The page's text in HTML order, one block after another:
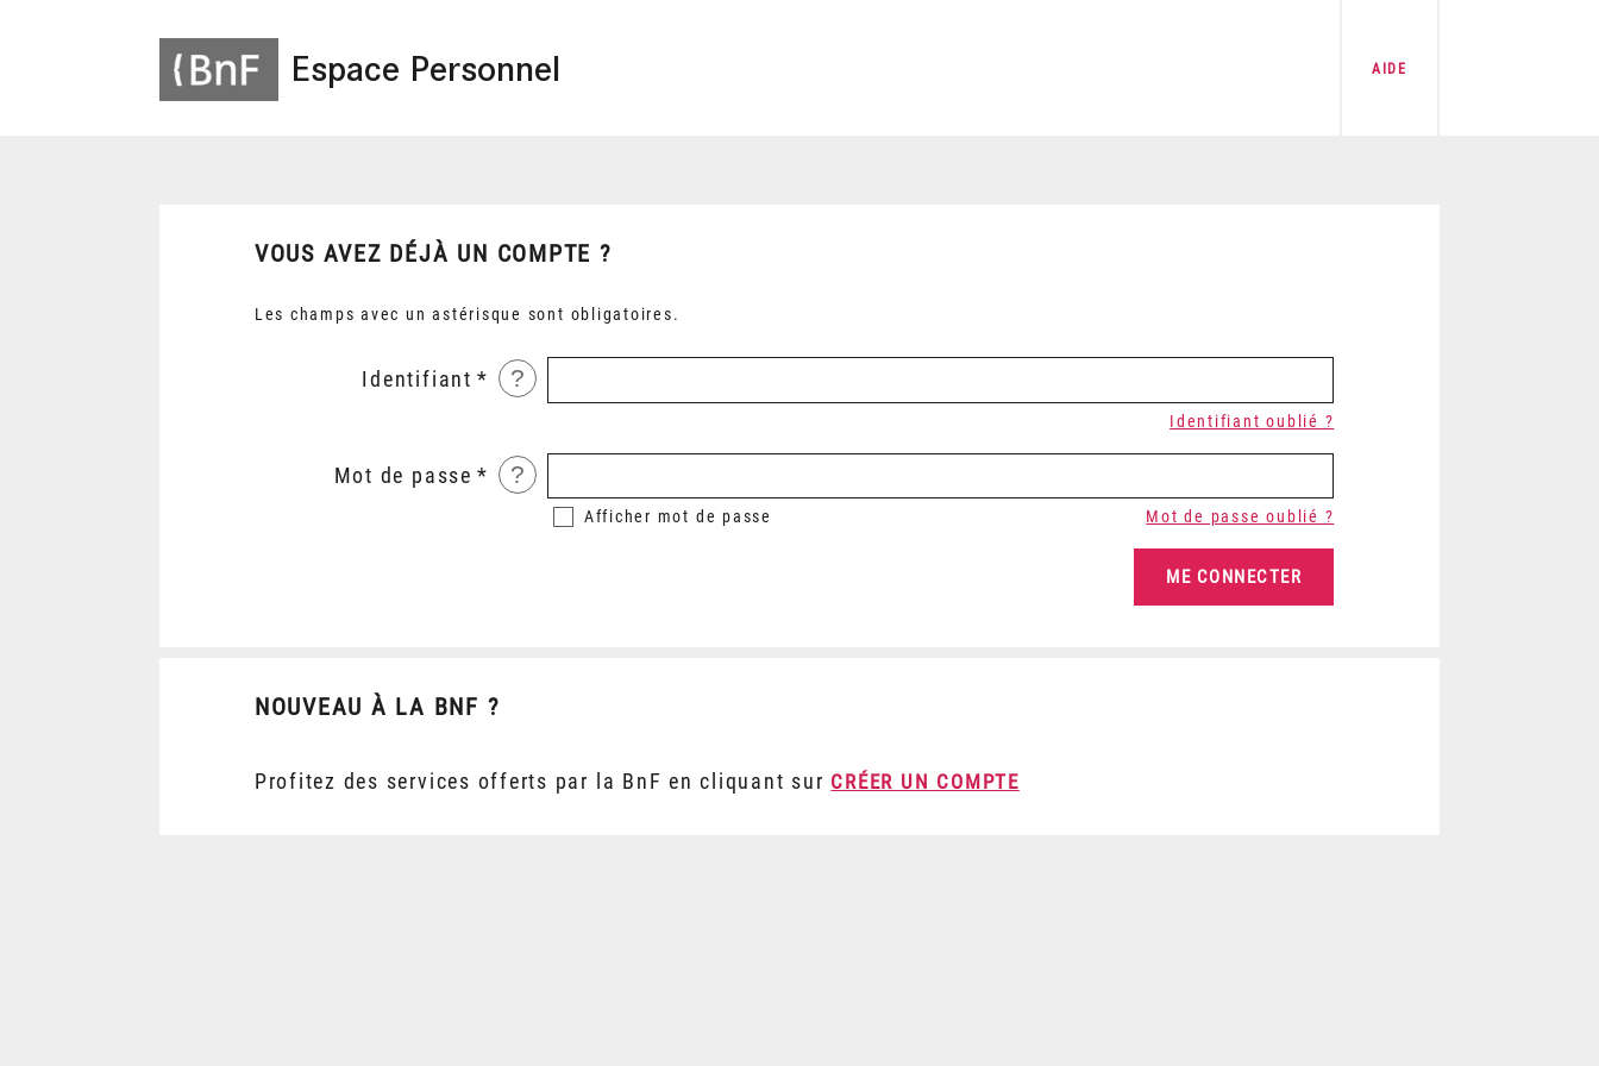
Espace Personnel AIDE
VOUS AVEZ DÉJÀ UN COMPTE ?
Les champs avec un astérisque sont obligatoires.
Identifiant ?
Identifiant oublié ?
Mot de passe ?
Afficher mot de passe Mot de passe oublié ?
NOUVEAU À LA BNF ?
Profitez des services offerts par la BnF en cliquant sur CRÉER UN COMPTE